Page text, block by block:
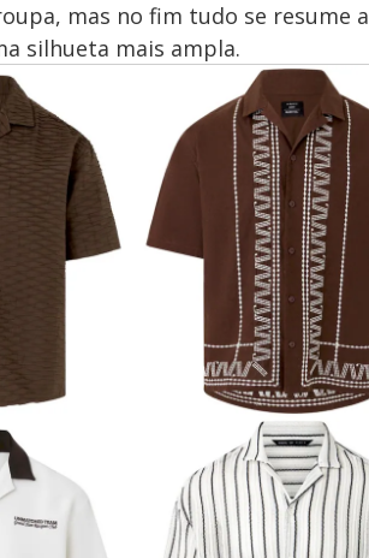
mas no fim tudo se resume a
silhueta mais ampla.